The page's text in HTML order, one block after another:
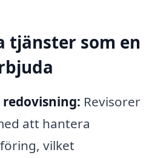
tjänster som en
Revisorer
att hantera
vilket